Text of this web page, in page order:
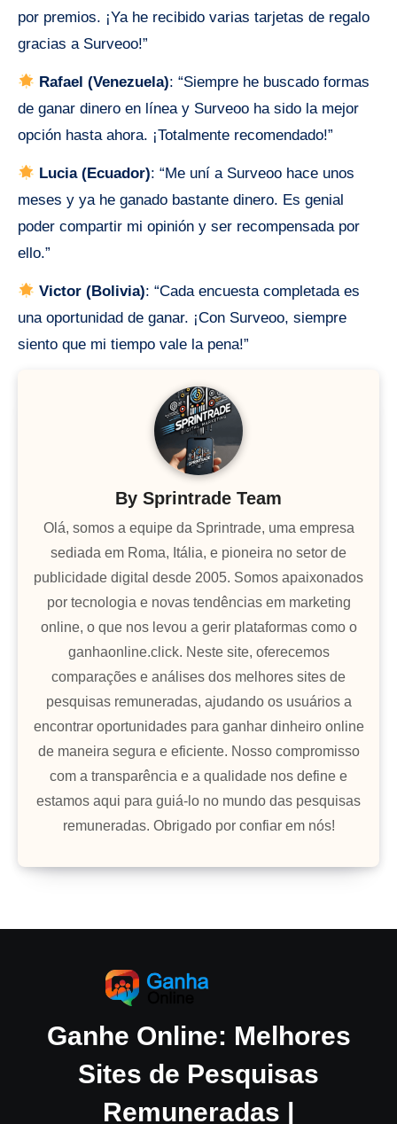
por premios. ¡Ya he recibido varias tarjetas de regalo
gracias a Surveoo!”
Rafael (Venezuela): “Siempre he buscado formas
de ganar dinero en línea y Surveoo ha sido la mejor
opción hasta ahora. ¡Totalmente recomendado!”
Lucia (Ecuador): “Me uní a Surveoo hace unos
meses y ya he ganado bastante dinero. Es genial
poder compartir mi opinión y ser recompensada por
ello.”
Victor (Bolivia): “Cada encuesta completada es
una oportunidad de ganar. ¡Con Surveoo, siempre
siento que mi tiempo vale la pena!”
By Sprintrade Team
Olá, somos a equipe da Sprintrade, uma empresa
sediada em Roma, Itália, e pioneira no setor de
publicidade digital desde 2005. Somos apaixonados
por tecnologia e novas tendências em marketing
online, o que nos levou a gerir plataformas como o
ganhaonline.click. Neste site, oferecemos
comparações e análises dos melhores sites de
pesquisas remuneradas, ajudando os usuários a
encontrar oportunidades para ganhar dinheiro online
de maneira segura e eficiente. Nosso compromisso
com a transparência e a qualidade nos define e
estamos aqui para guiá-lo no mundo das pesquisas
remuneradas. Obrigado por confiar em nós!
Ganhe Online: Melhores
Sites de Pesquisas
Remuneradas |